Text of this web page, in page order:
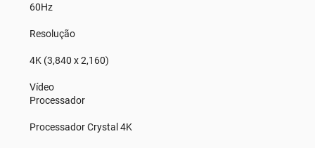
60Hz
Resolução
4K (3,840 x 2,160)
Vídeo
Processador
Processador Crystal 4K